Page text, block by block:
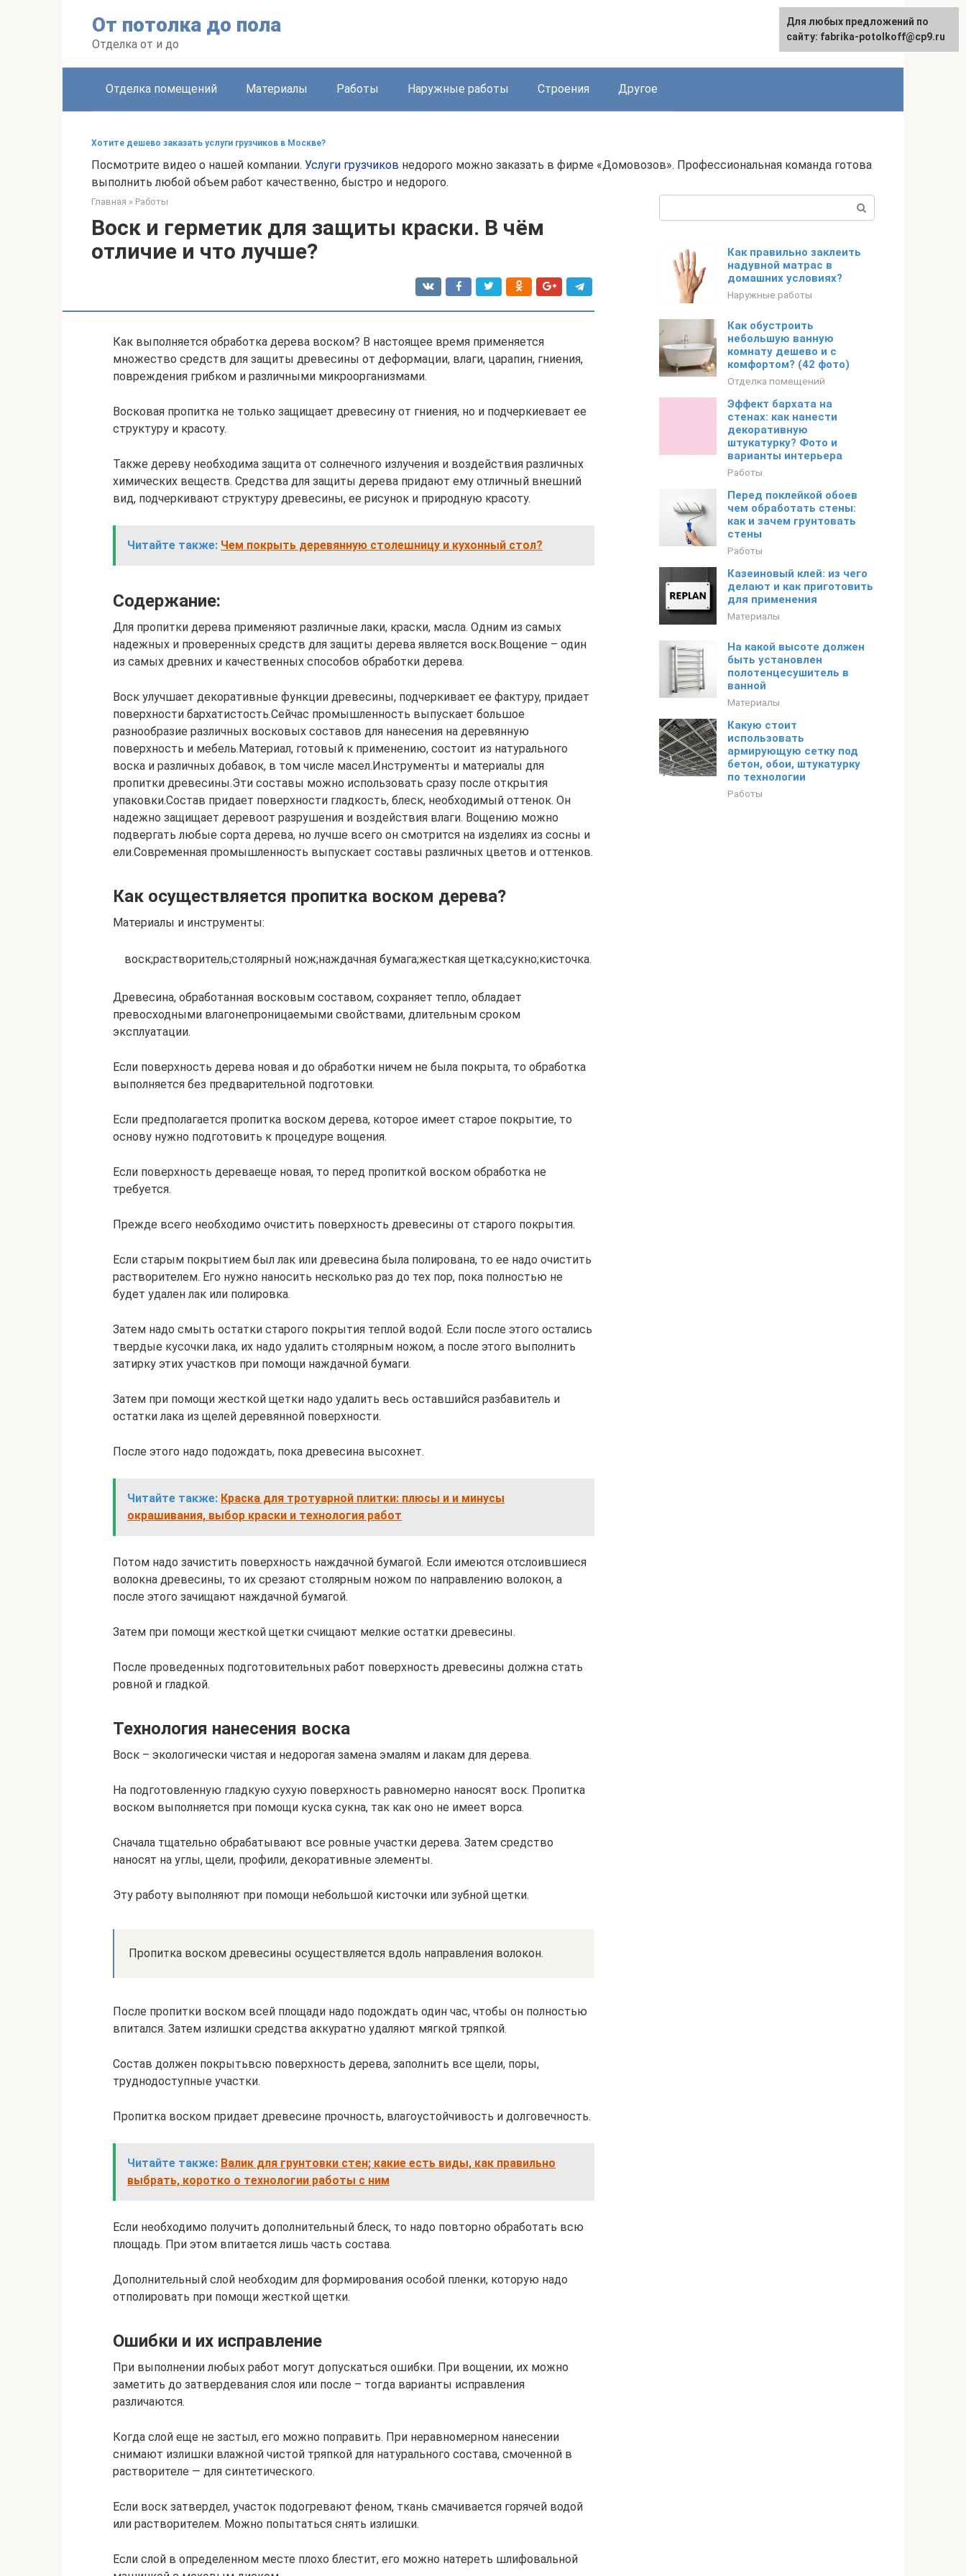
От потолка до пола
Отделка от и до
Отделка помещений Материалы Работы Наружные работы Строения Другое
Хотите дешево заказать услуги грузчиков в Москве?
Посмотрите видео о нашей компании. Услуги грузчиков недорого можно заказать в фирме «Домовозов». Профессиональная команда готова
выполнить любой объем работ качественно, быстро и недорого.
Главная » Работы
Воск и герметик для защиты краски. В чём
отличие и что лучше?
Как выполняется обработка дерева воском? В настоящее время применяется
множество средств для защиты древесины от деформации, влаги, царапин, гниения,
повреждения грибком и различными микроорганизмами.
Восковая пропитка не только защищает древесину от гниения, но и подчеркиевает ее
структуру и красоту.
Также дереву необходима защита от солнечного излучения и воздействия различных
химических веществ. Средства для защиты дерева придают ему отличный внешний
вид, подчеркивают структуру древесины, ее рисунок и природную красоту.
Читайте также: Чем покрыть деревянную столешницу и кухонный стол?
Содержание:
Для пропитки дерева применяют различные лаки, краски, масла. Одним из самых
надежных и проверенных средств для защиты дерева является воск.Вощение – один
из самых древних и качественных способов обработки дерева.
Воск улучшает декоративные функции древесины, подчеркивает ее фактуру, придает
поверхности бархатистость.Сейчас промышленность выпускает большое
разнообразие различных восковых составов для нанесения на деревянную
поверхность и мебель.Материал, готовый к применению, состоит из натурального
воска и различных добавок, в том числе масел.Инструменты и материалы для
пропитки древесины.Эти составы можно использовать сразу после открытия
упаковки.Состав придает поверхности гладкость, блеск, необходимый оттенок. Он
надежно защищает деревоот разрушения и воздействия влаги. Вощению можно
подвергать любые сорта дерева, но лучше всего он смотрится на изделиях из сосны и
ели.Современная промышленность выпускает составы различных цветов и оттенков.
Как осуществляется пропитка воском дерева?
Материалы и инструменты:
воск;растворитель;столярный нож;наждачная бумага;жесткая щетка;сукно;кисточка.
Древесина, обработанная восковым составом, сохраняет тепло, обладает
превосходными влагонепроницаемыми свойствами, длительным сроком
эксплуатации.
Если поверхность дерева новая и до обработки ничем не была покрыта, то обработка
выполняется без предварительной подготовки.
Если предполагается пропитка воском дерева, которое имеет старое покрытие, то
основу нужно подготовить к процедуре вощения.
Если поверхность дереваеще новая, то перед пропиткой воском обработка не
требуется.
Прежде всего необходимо очистить поверхность древесины от старого покрытия.
Если старым покрытием был лак или древесина была полирована, то ее надо очистить
растворителем. Его нужно наносить несколько раз до тех пор, пока полностью не
будет удален лак или полировка.
Затем надо смыть остатки старого покрытия теплой водой. Если после этого остались
твердые кусочки лака, их надо удалить столярным ножом, а после этого выполнить
затирку этих участков при помощи наждачной бумаги.
Затем при помощи жесткой щетки надо удалить весь оставшийся разбавитель и
остатки лака из щелей деревянной поверхности.
После этого надо подождать, пока древесина высохнет.
Читайте также: Краска для тротуарной плитки: плюсы и и минусы
окрашивания, выбор краски и технология работ
Потом надо зачистить поверхность наждачной бумагой. Если имеются отслоившиеся
волокна древесины, то их срезают столярным ножом по направлению волокон, а
после этого зачищают наждачной бумагой.
Затем при помощи жесткой щетки счищают мелкие остатки древесины.
После проведенных подготовительных работ поверхность древесины должна стать
ровной и гладкой.
Технология нанесения воска
Воск – экологически чистая и недорогая замена эмалям и лакам для дерева.
На подготовленную гладкую сухую поверхность равномерно наносят воск. Пропитка
воском выполняется при помощи куска сукна, так как оно не имеет ворса.
Сначала тщательно обрабатывают все ровные участки дерева. Затем средство
наносят на углы, щели, профили, декоративные элементы.
Эту работу выполняют при помощи небольшой кисточки или зубной щетки.
Пропитка воском древесины осуществляется вдоль направления волокон.
После пропитки воском всей площади надо подождать один час, чтобы он полностью
впитался. Затем излишки средства аккуратно удаляют мягкой тряпкой.
Состав должен покрытьвсю поверхность дерева, заполнить все щели, поры,
труднодоступные участки.
Пропитка воском придает древесине прочность, влагоустойчивость и долговечность.
Читайте также: Валик для грунтовки стен; какие есть виды, как правильно
выбрать, коротко о технологии работы с ним
Если необходимо получить дополнительный блеск, то надо повторно обработать всю
площадь. При этом впитается лишь часть состава.
Дополнительный слой необходим для формирования особой пленки, которую надо
отполировать при помощи жесткой щетки.
Ошибки и их исправление
При выполнении любых работ могут допускаться ошибки. При вощении, их можно
заметить до затвердевания слоя или после – тогда варианты исправления
различаются.
Когда слой еще не застыл, его можно поправить. При неравномерном нанесении
снимают излишки влажной чистой тряпкой для натурального состава, смоченной в
растворителе — для синтетического.
Если воск затвердел, участок подогревают феном, ткань смачивается горячей водой
или растворителем. Можно попытаться снять излишки.
Если слой в определенном месте плохо блестит, его можно натереть шлифовальной
Как правильно заклеить
надувной матрас в
домашних условиях?
Наружные работы
Как обустроить
небольшую ванную
комнату дешево и с
комфортом? (42 фото)
Отделка помещений
Эффект бархата на
стенах: как нанести
декоративную
штукатурку? Фото и
варианты интерьера
Работы
Перед поклейкой обоев
чем обработать стены:
как и зачем грунтовать
стены
Работы
Казеиновый клей: из чего
делают и как приготовить
для применения
Материалы
На какой высоте должен
быть установлен
полотенцесушитель в
ванной
Материалы
Какую стоит
использовать
армирующую сетку под
бетон, обои, штукатурку
по технологии
Работы
Для любых предложений по
сайту: fabrika-potolkoff@cp9.ru